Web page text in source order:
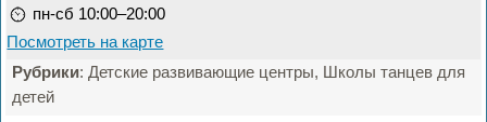
пн-сб 10:00–20:00
Посмотреть на карте
Рубрики: Детские развивающие центры, Школы танцев для
детей